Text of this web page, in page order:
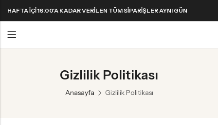
HAFTA IÇI 16:00'A KADAR VERILEN TÜM SIPARIŞLER AYNI GÜN
KARGODA! 1000 TL VE ÜZERI KARGO ÜCRETSIZ!
Gizlilik Politikası
Anasayfa Gizlilik Politikası